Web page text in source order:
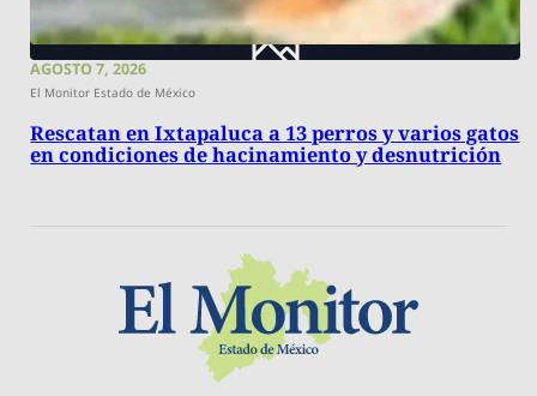
AGOSTO 7, 2026
El Monitor Estado de México
Rescatan en Ixtapaluca a 13 perros y varios gatos
en condiciones de hacinamiento y desnutrición